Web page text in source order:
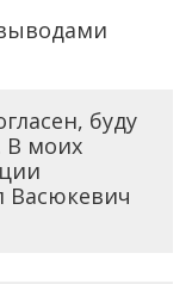
буду
В моих
Васюкевич